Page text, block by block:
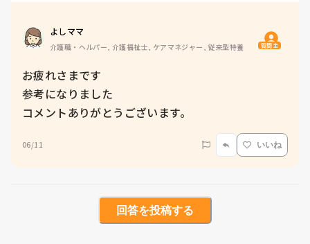
よしママ
介護職・ヘルパー, 介護福祉士, ケアマネジャー, 従来型特養 質問主
お疲れさまです
参考になりました
06/11 いいね
回答を投稿する